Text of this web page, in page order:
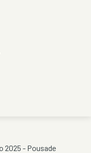
2025 - Pousade